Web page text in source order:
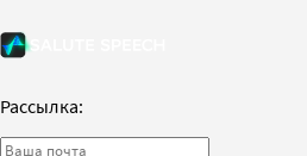
Рассылка: